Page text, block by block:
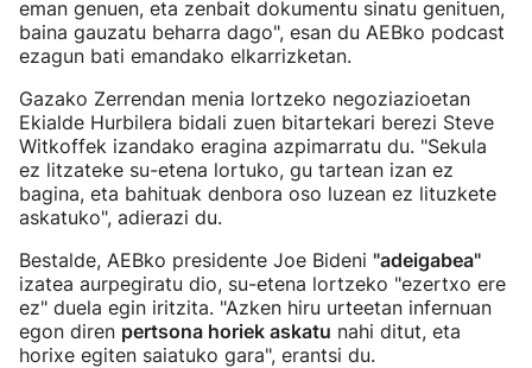
eman genuen, eta zenbait dokumentu sinatu genituen,
baina gauzatu beharra dago", esan du AEBko podcast
ezagun bati emandako elkarrizketan.
Gazako Zerrendan menia lortzeko negoziazioetan
Ekialde Hurbilera bidali zuen bitartekari berezi Steve
Witkoffek izandako eragina azpimarratu du. "Sekula
ez litzateke su-etena lortuko, gu tartean izan ez
bagina, eta bahituak denbora oso luzean ez lituzkete
askatuko", adierazi du.
Bestalde, AEBko presidente Joe Bideni "adeigabea"
izatea aurpegiratu dio, su-etena lortzeko "ezertxo ere
ez" duela egin iritzita. "Azken hiru urteetan infernuan
egon diren pertsona horiek askatu nahi ditut, eta
horixe egiten saiatuko gara", erantsi du.